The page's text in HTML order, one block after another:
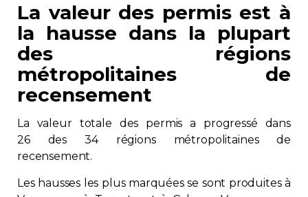
La valeur des permis est à
la hausse dans la plupart
des régions
métropolitaines de
recensement
La valeur totale des permis a progressé dans
26 des 34 régions métropolitaines de
recensement.
Les hausses les plus marquées se sont produites à